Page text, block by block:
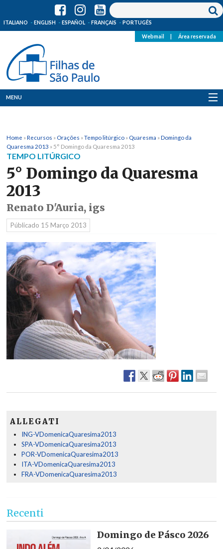
ITALIANO ENGLISH ESPAÑOL FRANÇAIS PORTUGÊS
Webmail Área reservada
MENU
Onde Estamos
Notícias
Recursos
Home »Recursos » Orações »Tempo litúrgico » Quaresma »Domingo da
Quaresma 2013 » 5° Domingo da Quaresma 2013
TEMPO LITÚRGICO
5° Domingo da Quaresma
2013
Renato D'Auria, igs
Públicado 15 Março 2013
ALLEGATI
ING-VDomenicaQuaresima2013
SPA-VDomenicaQuaresima2013
POR-VDomenicaQuaresima2013
ITA-VDomenicaQuaresima2013
FRA-VDomenicaQuaresima2013
Recenti
Domingo de Pásco 2026